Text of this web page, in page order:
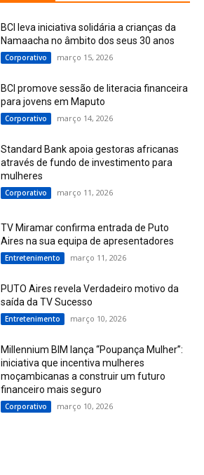
BCI leva iniciativa solidária a crianças da
Namaacha no âmbito dos seus 30 anos
Corporativo março 15, 2026
BCI promove sessão de literacia financeira
para jovens em Maputo
Corporativo março 14, 2026
Standard Bank apoia gestoras africanas
através de fundo de investimento para
mulheres
Corporativo março 11, 2026
TV Miramar confirma entrada de Puto
Aires na sua equipa de apresentadores
Entretenimento março 11, 2026
PUTO Aires revela Verdadeiro motivo da
saída da TV Sucesso
Entretenimento março 10, 2026
Millennium BIM lança “Poupança Mulher”:
iniciativa que incentiva mulheres
moçambicanas a construir um futuro
financeiro mais seguro
Corporativo março 10, 2026